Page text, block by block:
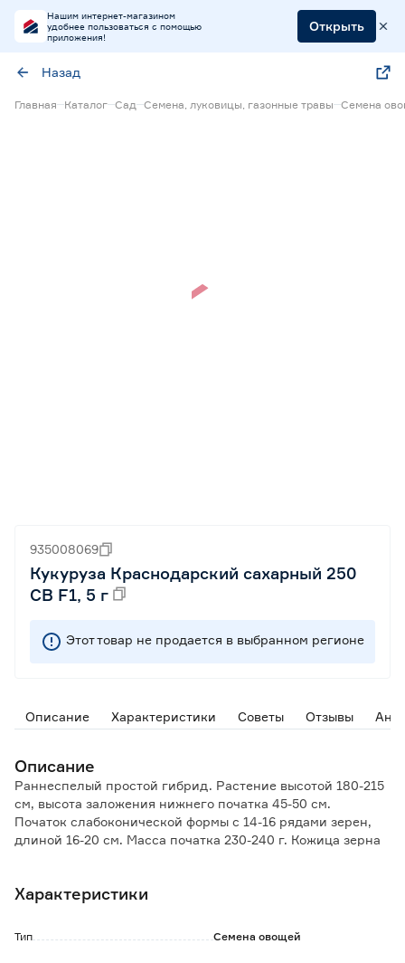
Нашим интернет-магазином
удобнее пользоваться с помощью
приложения!
Открыть
Назад
Главная Каталог Сад Семена, луковицы, газонные травы Семена
935008069
Кукуруза Краснодарский сахарный 250
СВ F1, 5 г
Этот товар не продается в выбранном регионе
Описание Характеристики Советы Отзывы
Описание
Раннеспелый простой гибрид. Растение высотой 180-215
см, высота заложения нижнего початка 45-50 см.
Початок слабоконической формы с 14-16 рядами зерен,
длиной 16-20 см. Масса початка 230-240 г. Кожица зерна
Рекомендуется для использования в свежем и
Характеристики
Тип Семена овощей